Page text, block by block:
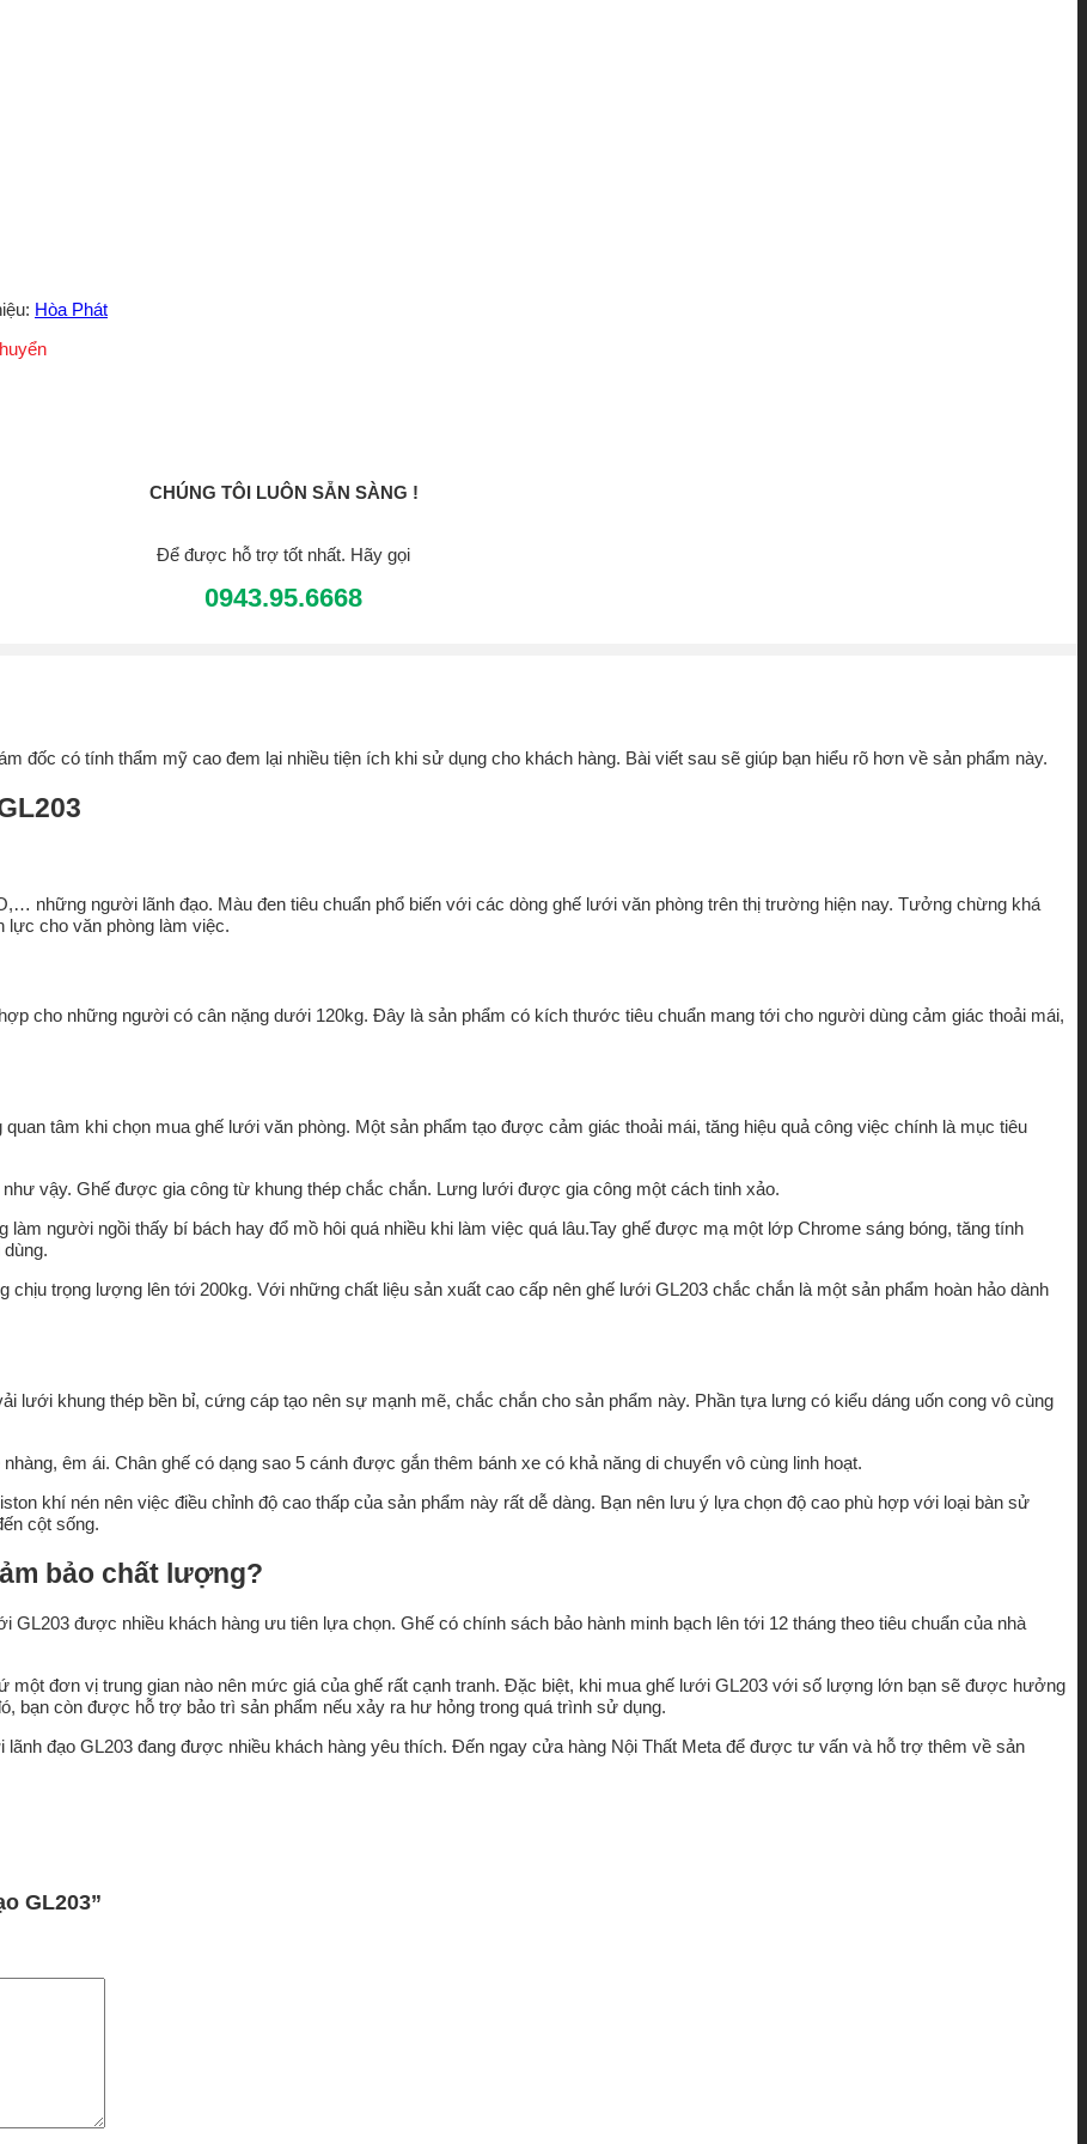
Hòa Phát
CHÚNG TÔI LUÔN SẴN SÀNG !
Để được hỗ trợ tốt nhất. Hãy gọi
0943.95.6668
đốc có tính thẩm mỹ cao đem lại nhiều tiện ích khi sử dụng cho khách hàng. Bài viết sau sẽ giúp bạn hiểu rõ hơn về sản phẩm này.
những người lãnh đạo. Màu đen tiêu chuẩn phổ biến với các dòng ghế lưới văn phòng trên thị trường hiện nay. Tưởng chừng khá
lực cho văn phòng làm việc.
cho những người có cân nặng dưới 120kg. Đây là sản phẩm có kích thước tiêu chuẩn mang tới cho người dùng cảm giác thoải mái,
tâm khi chọn mua ghế lưới văn phòng. Một sản phẩm tạo được cảm giác thoải mái, tăng hiệu quả công việc chính là mục tiêu
vậy. Ghế được gia công từ khung thép chắc chắn. Lưng lưới được gia công một cách tinh xảo.
người ngồi thấy bí bách hay đổ mồ hôi quá nhiều khi làm việc quá lâu.Tay ghế được mạ một lớp Chrome sáng bóng, tăng tính
trọng lượng lên tới 200kg. Với những chất liệu sản xuất cao cấp nên ghế lưới GL203 chắc chắn là một sản phẩm hoàn hảo dành
lưới khung thép bền bỉ, cứng cáp tạo nên sự mạnh mẽ, chắc chắn cho sản phẩm này. Phần tựa lưng có kiểu dáng uốn cong vô cùng
êm ái. Chân ghế có dạng sao 5 cánh được gắn thêm bánh xe có khả năng di chuyển vô cùng linh hoạt.
khí nén nên việc điều chỉnh độ cao thấp của sản phẩm này rất dễ dàng. Bạn nên lưu ý lựa chọn độ cao phù hợp với loại bàn sử
cột sống.
bảo chất lượng?
GL203 được nhiều khách hàng ưu tiên lựa chọn. Ghế có chính sách bảo hành minh bạch lên tới 12 tháng theo tiêu chuẩn của nhà
một đơn vị trung gian nào nên mức giá của ghế rất cạnh tranh. Đặc biệt, khi mua ghế lưới GL203 với số lượng lớn bạn sẽ được hưởng
bạn còn được hỗ trợ bảo trì sản phẩm nếu xảy ra hư hỏng trong quá trình sử dụng.
đạo GL203 đang được nhiều khách hàng yêu thích. Đến ngay cửa hàng Nội Thất Meta để được tư vấn và hỗ trợ thêm về sản
GL203”